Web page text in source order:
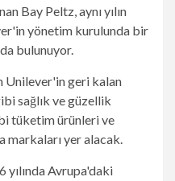
Bay Peltz, aynı yılın
yönetim kurulunda bir
bulunuyor.
Unilever'in geri kalan
sağlık ve güzellik
tüketim ürünleri ve
markaları yer alacak.
Avrupa'daki